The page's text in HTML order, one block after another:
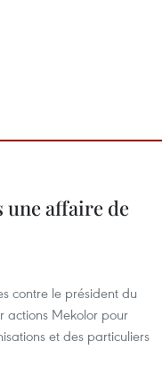
affaire de
contre le président du
actions Mekolor pour
et des particuliers